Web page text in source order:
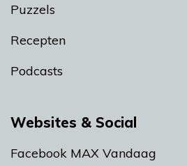
Puzzels
Recepten
Podcasts
Websites & Social
Facebook MAX Vandaag